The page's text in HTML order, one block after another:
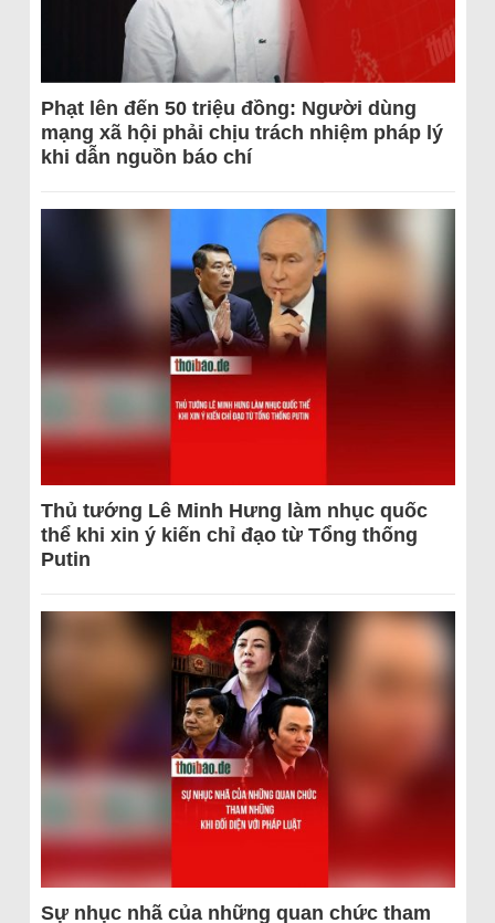
Phạt lên đến 50 triệu đồng: Người dùng
mạng xã hội phải chịu trách nhiệm pháp lý
khi dẫn nguồn báo chí
Thủ tướng Lê Minh Hưng làm nhục quốc
thể khi xin ý kiến chỉ đạo từ Tổng thống
Putin
Sự nhục nhã của những quan chức tham